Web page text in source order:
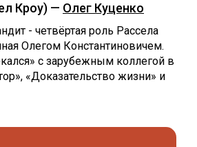
Кроу) — Олег Куценко
- четвёртая роль Рассела
Олегом Константиновичем.
с зарубежным коллегой в
«Доказательство жизни» и